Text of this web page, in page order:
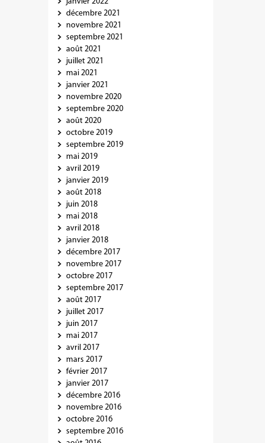
décembre 2021
novembre 2021
septembre 2021
août 2021
juillet 2021
mai 2021
janvier 2021
novembre 2020
septembre 2020
août 2020
octobre 2019
septembre 2019
mai 2019
avril 2019
janvier 2019
août 2018
juin 2018
mai 2018
avril 2018
janvier 2018
décembre 2017
novembre 2017
octobre 2017
septembre 2017
août 2017
juillet 2017
juin 2017
mai 2017
avril 2017
mars 2017
février 2017
janvier 2017
décembre 2016
novembre 2016
octobre 2016
septembre 2016